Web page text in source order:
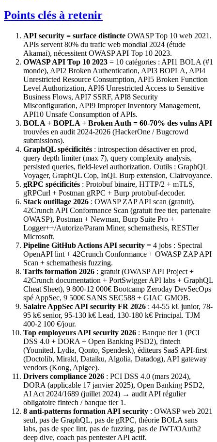
Points clés à retenir
API security = surface distincte OWASP Top 10 web 2021,
APIs servent 80% du trafic web mondial 2024 (étude
Akamai), nécessitent OWASP API Top 10 2023.
OWASP API Top 10 2023 = 10 catégories : API1 BOLA (#1
monde), API2 Broken Authentication, API3 BOPLA, API4
Unrestricted Resource Consumption, API5 Broken Function
Level Authorization, API6 Unrestricted Access to Sensitive
Business Flows, API7 SSRF, API8 Security
Misconfiguration, API9 Improper Inventory Management,
API10 Unsafe Consumption of APIs.
BOLA + BOPLA + Broken Auth = 60-70% des vulns API
trouvées en audit 2024-2026 (HackerOne / Bugcrowd
submissions).
GraphQL spécificités : introspection désactiver en prod,
query depth limiter (max 7), query complexity analysis,
persisted queries, field-level authorization. Outils : GraphQL
Voyager, GraphQL Cop, InQL Burp extension, Clairvoyance.
gRPC spécificités : Protobuf binaire, HTTP/2 + mTLS,
gRPCurl + Postman gRPC + Burp protobuf-decoder.
Stack outillage 2026 : OWASP ZAP API scan (gratuit),
42Crunch API Conformance Scan (gratuit free tier, partenaire
OWASP), Postman + Newman, Burp Suite Pro +
Logger++/Autorize/Param Miner, schemathesis, RESTler
Microsoft.
Pipeline GitHub Actions API security = 4 jobs : Spectral
OpenAPI lint + 42Crunch Conformance + OWASP ZAP API
Scan + schemathesis fuzzing.
Tarifs formation 2026 : gratuit (OWASP API Project +
42Crunch documentation + PortSwigger API labs + GraphQL
Cheat Sheet), 9 800-12 000€ Bootcamp Zeroday DevSecOps
spé AppSec, 9 500€ SANS SEC588 + GIAC GMOB.
Salaire AppSec API security FR 2026 : 44-55 k€ junior, 78-
95 k€ senior, 95-130 k€ Lead, 130-180 k€ Principal. TJM
400-2 100 €/jour.
Top employeurs API security 2026 : Banque tier 1 (PCI
DSS 4.0 + DORA + Open Banking PSD2), fintech
(Younited, Lydia, Qonto, Spendesk), éditeurs SaaS API-first
(Doctolib, Mirakl, Dataiku, Algolia, Datadog), API gateway
vendors (Kong, Apigee).
Drivers compliance 2026 : PCI DSS 4.0 (mars 2024),
DORA (applicable 17 janvier 2025), Open Banking PSD2,
AI Act 2024/1689 (juillet 2024) → audit API régulier
obligatoire fintech / banque tier 1.
8 anti-patterns formation API security : OWASP web 2021
seul, pas de GraphQL, pas de gRPC, théorie BOLA sans
labs, pas de spec lint, pas de fuzzing, pas de JWT/OAuth2
deep dive, coach pas pentester API actif.